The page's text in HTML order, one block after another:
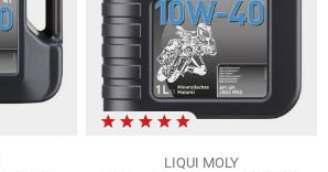
LIQUI MOLY